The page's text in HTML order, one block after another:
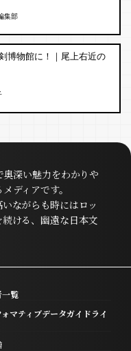
集部
博物館に！｜尾上右近の
奥深い魅力をわかりや
ディアです。
ながらも時にはロッ
ける、幽遠な日本文
一覧
マティブデータガイドライ